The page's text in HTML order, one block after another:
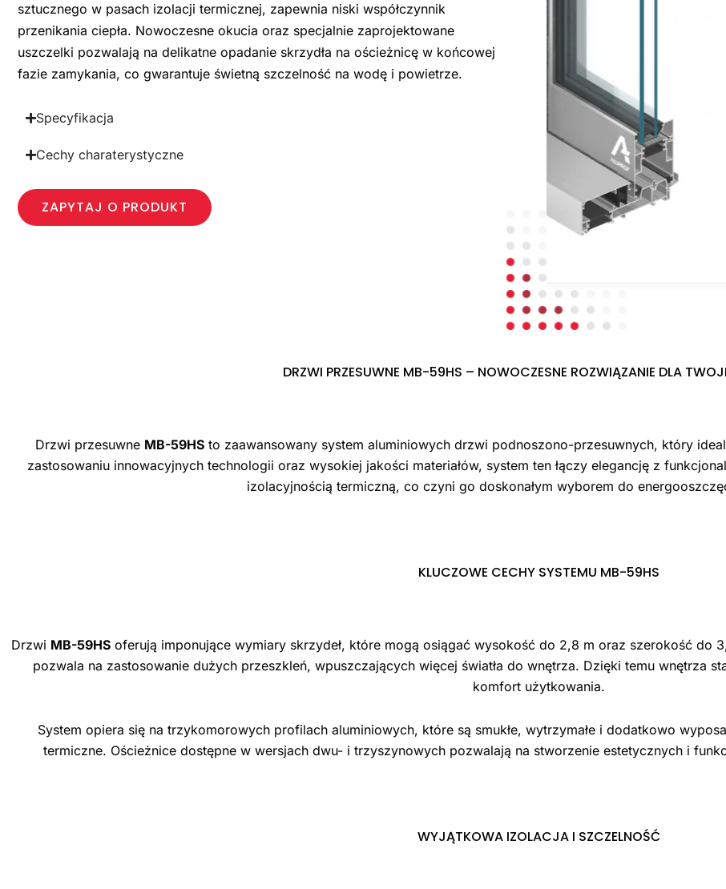
sztucznego w pasach izolacji termicznej, zapewnia niski współczynnik
przenikania ciepła. Nowoczesne okucia oraz specjalnie zaprojektowane
uszczelki pozwalają na delikatne opadanie skrzydła na ościeżnicę w końcowej
fazie zamykania, co gwarantuje świetną szczelność na wodę i powietrze.
Specyfikacja
Cechy charaterystyczne
ZAPYTAJ O PRODUKT
DRZWI PRZESUWNE MB-59HS – NOWOCZESNE ROZWIĄZANIE DLA
Drzwi przesuwne MB-59HS to zaawansowany system aluminiowych drzwi podnoszono-przesuwnych, który
zastosowaniu innowacyjnych technologii oraz wysokiej jakości materiałów, system ten łączy elegancję z
izolacyjnością termiczną, co czyni go doskonałym wyborem do
KLUCZOWE CECHY SYSTEMU MB-59HS
Drzwi MB-59HSoferują imponujące wymiary skrzydeł, które mogą osiągać wysokość do 2,8 m oraz szerokość do
pozwala na zastosowanie dużych przeszkleń, wpuszczających więcej światła do wnętrza. Dzięki temu wnętrza
komfort użytkowania.
System opiera się na trzykomorowych profilach aluminiowych, które są smukłe, wytrzymałe i dodatkowo
termiczne. Ościeżnice dostępne w wersjach dwu- i trzyszynowych pozwalają na stworzenie estetycznych i
WYJĄTKOWA IZOLACJA I SZCZELNOŚĆ